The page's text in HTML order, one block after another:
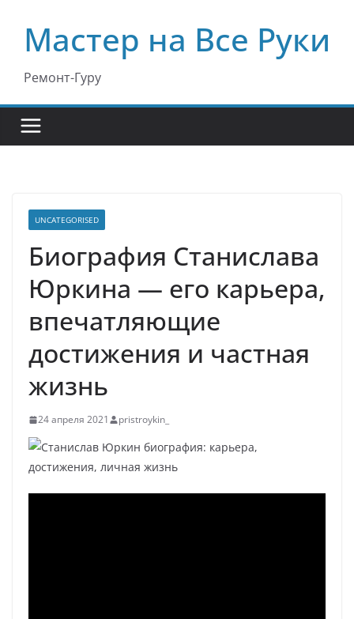
содержимому
Мастер на Все Руки
Ремонт-Гуру
UNCATEGORISED
Биография Станислава
Юркина — его карьера,
впечатляющие
достижения и частная
жизнь
24 апреля 2021 pristroykin_